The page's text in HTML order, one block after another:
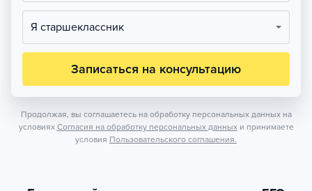
Я старшеклассник
Записаться на консультацию
Продолжая, вы соглашаетесь на обработку персональных данных на
условиях Согласия на обработку персональных данных и принимаете
условия Пользовательского соглашения.